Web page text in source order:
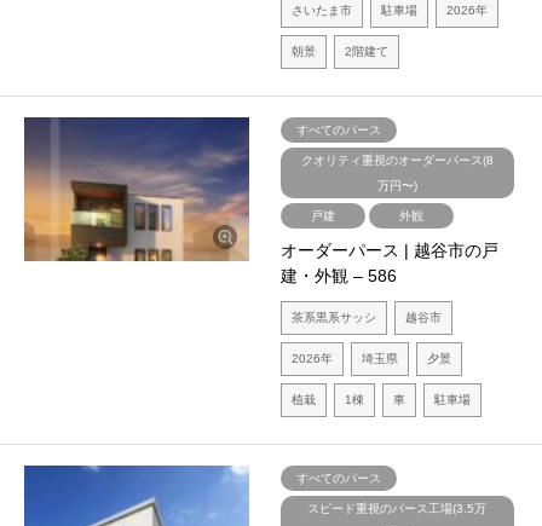
さいたま市 駐車場 2026年
朝景 2階建て
すべてのパース
クオリティ重視のオーダーパース(8
万円〜)
戸建 外観
オーダーパース | 越谷市の戸
建・外観 – 586
茶系黒系サッシ 越谷市
2026年 埼玉県 夕景
植栽 1棟 車 駐車場
すべてのパース
スピード重視のパース工場(3.5万